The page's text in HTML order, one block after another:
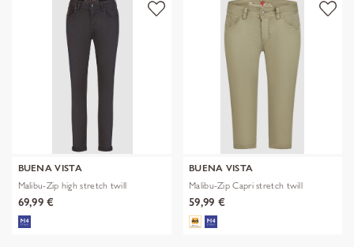
BUENA VISTA
Malibu-Zip high stretch twill
69,99 €
BUENA VISTA
Malibu-Zip Capri stretch twill
59,99 €